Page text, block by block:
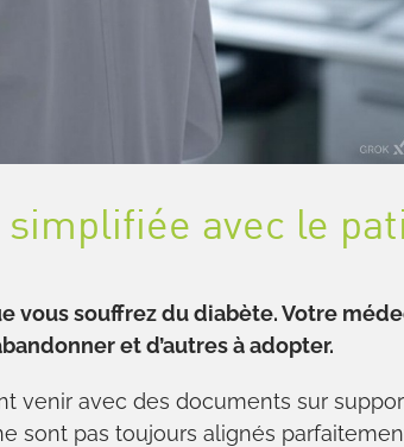
avec le
vous souffrez du diabète. Votre
et d’autres à adopter.
venir avec des documents sur
sont pas toujours alignés